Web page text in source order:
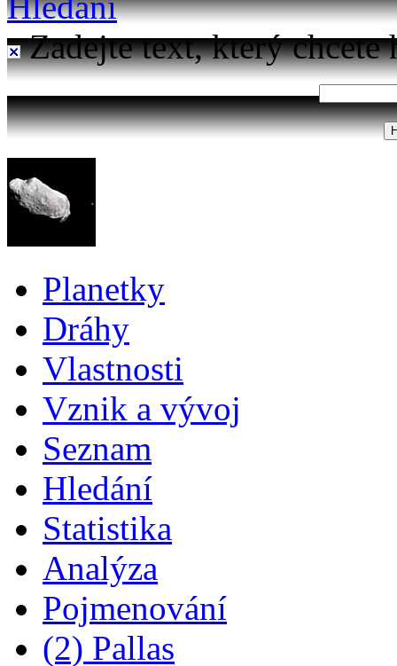
Zadejte text, který chcete
Planetky
Dráhy
Vlastnosti
Vznik a vývoj
Seznam
Hledání
Statistika
Analýza
Pojmenování
(2) Pallas